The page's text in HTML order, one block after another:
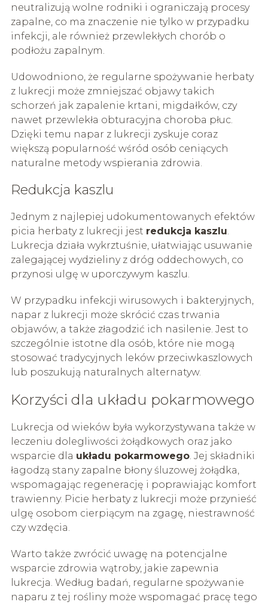
neutralizują wolne rodniki i ograniczają procesy
zapalne, co ma znaczenie nie tylko w przypadku
infekcji, ale również przewlekłych chorób o
podłożu zapalnym.
Udowodniono, że regularne spożywanie herbaty
z lukrecji może zmniejszać objawy takich
schorzeń jak zapalenie krtani, migdałków, czy
nawet przewlekła obturacyjna choroba płuc.
Dzięki temu napar z lukrecji zyskuje coraz
większą popularność wśród osób ceniących
naturalne metody wspierania zdrowia.
Redukcja kaszlu
Jednym z najlepiej udokumentowanych efektów
picia herbaty z lukrecji jest redukcja kaszlu.
Lukrecja działa wykrztuśnie, ułatwiając usuwanie
zalegającej wydzieliny z dróg oddechowych, co
przynosi ulgę w uporczywym kaszlu.
W przypadku infekcji wirusowych i bakteryjnych,
napar z lukrecji może skrócić czas trwania
objawów, a także złagodzić ich nasilenie. Jest to
szczególnie istotne dla osób, które nie mogą
stosować tradycyjnych leków przeciwkaszlowych
lub poszukują naturalnych alternatyw.
Korzyści dla układu pokarmowego
Lukrecja od wieków była wykorzystywana także w
leczeniu dolegliwości żołądkowych oraz jako
wsparcie dla układu pokarmowego. Jej składniki
łagodzą stany zapalne błony śluzowej żołądka,
wspomagając regenerację i poprawiając komfort
trawienny. Picie herbaty z lukrecji może przynieść
ulgę osobom cierpiącym na zgagę, niestrawność
czy wzdęcia.
Warto także zwrócić uwagę na potencjalne
wsparcie zdrowia wątroby, jakie zapewnia
lukrecja. Według badań, regularne spożywanie
naparu z tej rośliny może wspomagać pracę tego